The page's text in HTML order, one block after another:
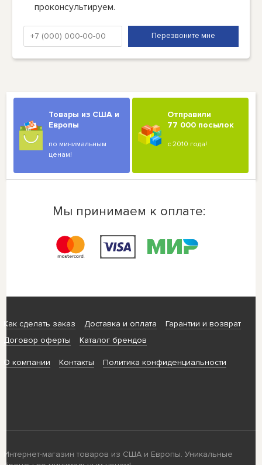
проконсультируем.
Товары из США и
Европы
по минимальным
ценам!
Отправили
77 000 посылок
с 2010 года!
Мы принимаем к оплате:
Как сделать заказ Доставка и оплата
Гарантии и возврат
Договор оферты
Каталог брендов
О компании Контакты Политика конфиденциальности
Интернет-магазин товаров из США и Европы. Уникальные